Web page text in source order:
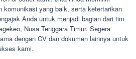
komunikasi yang baik, serta ketertarikan
Anda untuk menjadi bagian dari tim
Nusa Tenggara Timur. Segera
dengan CV dan dokumen lainnya untuk
kami.